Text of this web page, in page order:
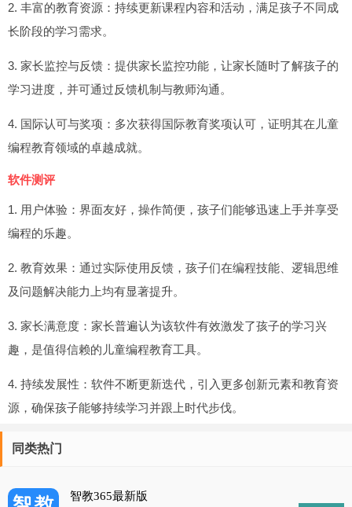
2. 丰富的教育资源：持续更新课程内容和活动，满足孩子不同成
长阶段的学习需求。
3. 家长监控与反馈：提供家长监控功能，让家长随时了解孩子的
学习进度，并可通过反馈机制与教师沟通。
4. 国际认可与奖项：多次获得国际教育奖项认可，证明其在儿童
编程教育领域的卓越成就。
软件测评
1. 用户体验：界面友好，操作简便，孩子们能够迅速上手并享受
编程的乐趣。
2. 教育效果：通过实际使用反馈，孩子们在编程技能、逻辑思维
及问题解决能力上均有显著提升。
3. 家长满意度：家长普遍认为该软件有效激发了孩子的学习兴
趣，是值得信赖的儿童编程教育工具。
4. 持续发展性：软件不断更新迭代，引入更多创新元素和教育资
源，确保孩子能够持续学习并跟上时代步伐。
同类热门
智教365最新版